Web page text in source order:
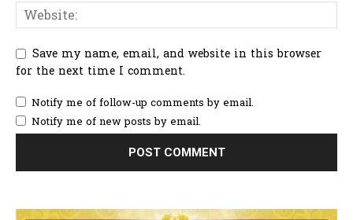
Save my name, email, and website in this browser
for the next time I comment.
Notify me of follow-up comments by email.
Notify me of new posts by email.